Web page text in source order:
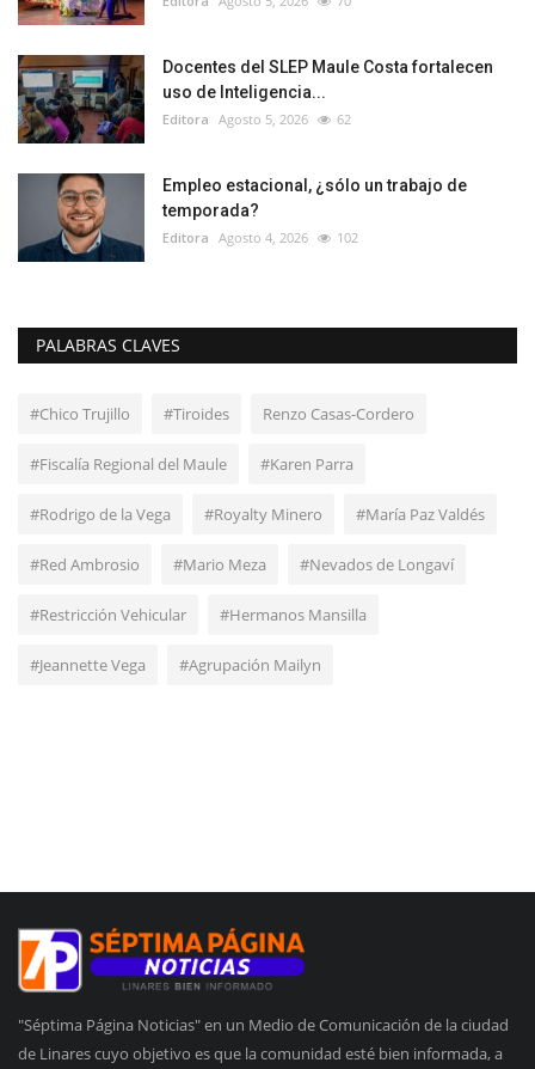
Docentes del SLEP Maule Costa fortalecen
uso de Inteligencia...
Editora Agosto 5, 2026 62
Empleo estacional, ¿sólo un trabajo de
temporada?
Editora Agosto 4, 2026 102
PALABRAS CLAVES
#Chico Trujillo #Tiroides Renzo Casas-Cordero
#Fiscalía Regional del Maule #Karen Parra
#Rodrigo de la Vega #Royalty Minero #María Paz Valdés
#Red Ambrosio #Mario Meza #Nevados de Longaví
#Restricción Vehicular #Hermanos Mansilla
#Jeannette Vega #Agrupación Mailyn
"Séptima Página Noticias" en un Medio de Comunicación de la ciudad
de Linares cuyo objetivo es que la comunidad esté bien informada, a